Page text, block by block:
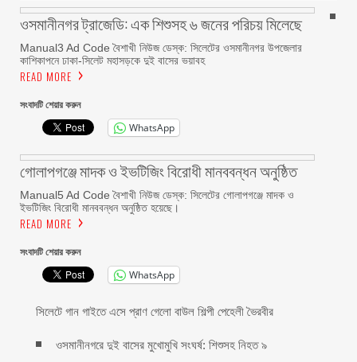
ওসমানীনগর ট্রাজেডি: এক শিশুসহ ৬ জনের পরিচয় মিলেছে
Manual3 Ad Code বৈশাখী নিউজ ডেস্ক: সিলেটের ওসমানীনগর উপজেলার
কাশিকাপনে ঢাকা-সিলেট মহাসড়কে দুই বাসের ভয়াবহ
READ MORE
সংবাদটি শেয়ার করুন
WhatsApp
গোলাপগঞ্জে মাদক ও ইভটিজিং বিরোধী মানববন্ধন অনুষ্ঠিত
Manual5 Ad Code বৈশাখী নিউজ ডেস্ক: সিলেটের গোলাপগঞ্জে মাদক ও
ইভটিজিং বিরোধী মানববন্ধন অনুষ্ঠিত হয়েছে।
READ MORE
সংবাদটি শেয়ার করুন
WhatsApp
সিলেটে গান গাইতে এসে প্রাণ গেলো বাউল শিল্পী পেহেলী ভৈরবীর
ওসমানীনগরে দুই বাসের মুখোমুখি সংঘর্ষ: শিশুসহ নিহত ৯